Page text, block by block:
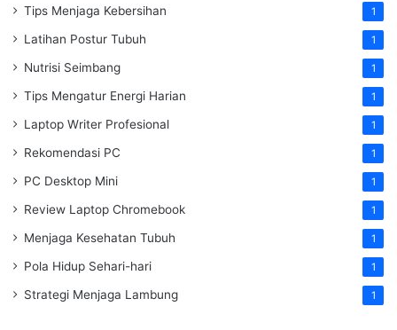
Tips Menjaga Kebersihan 1
Latihan Postur Tubuh 1
Nutrisi Seimbang 1
Tips Mengatur Energi Harian 1
Laptop Writer Profesional 1
Rekomendasi PC 1
PC Desktop Mini 1
Review Laptop Chromebook 1
Menjaga Kesehatan Tubuh 1
Pola Hidup Sehari-hari 1
Strategi Menjaga Lambung 1